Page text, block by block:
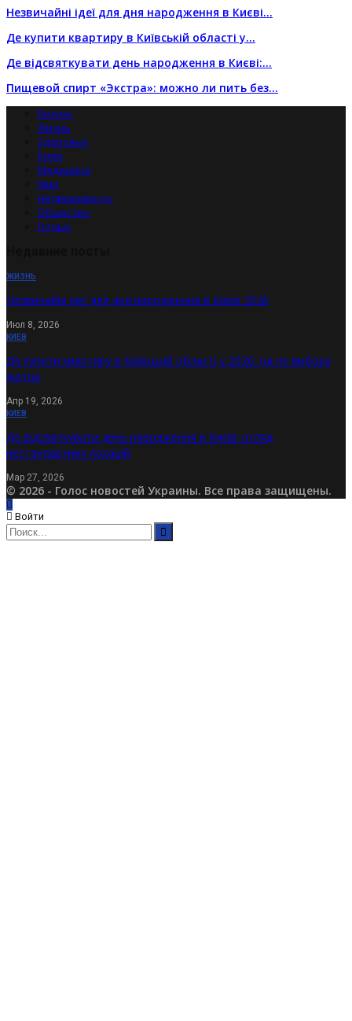
Незвичайні ідеї для дня народження в Києві…
Де купити квартиру в Київській області у…
Де відсвяткувати день народження в Києві:…
Пищевой спирт «Экстра»: можно ли пить без…
Бизнес
Жизнь
Здоровье
Киев
Медицина
Мир
Недвижимость
Общество
Отдых
ЖИЗНЬ
Незвичайні ідеї для дня народження в Києві 2026
Июл 8, 2026
КИЕВ
Де купити квартиру в Київській області у 2026: гід по вибору
житла
Апр 19, 2026
КИЕВ
Де відсвяткувати день народження в Києві: огляд
нестандартних локацій
Мар 27, 2026
© 2026 - Голос новостей Украины. Все права защищены.
Войти